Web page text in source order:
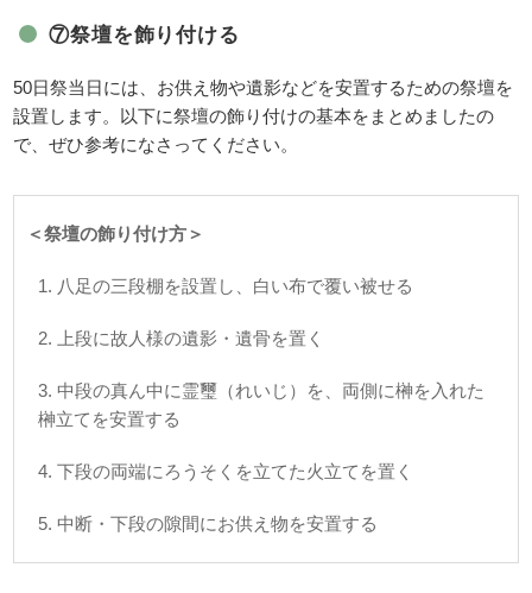
⑦祭壇を飾り付ける
50日祭当日には、お供え物や遺影などを安置するための祭壇を
設置します。以下に祭壇の飾り付けの基本をまとめましたの
で、ぜひ参考になさってください。
＜祭壇の飾り付け方＞
1. 八足の三段棚を設置し、白い布で覆い被せる
2. 上段に故人様の遺影・遺骨を置く
3. 中段の真ん中に霊璽（れいじ）を、両側に榊を入れた
榊立てを安置する
4. 下段の両端にろうそくを立てた火立てを置く
5. 中断・下段の隙間にお供え物を安置する